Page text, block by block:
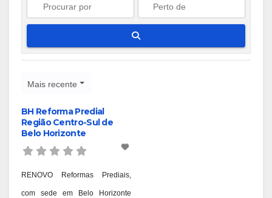
Mais recente
BH Reforma Predial
Região Centro-Sul de
Belo Horizonte
RENOVO Reformas Prediais,
com sede em Belo Horizonte